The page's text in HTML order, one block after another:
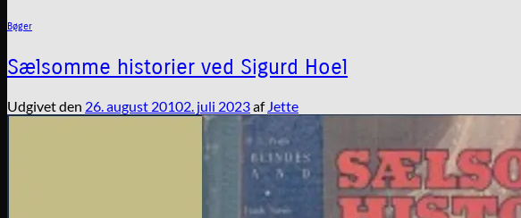
Bøger
Sælsomme historier ved Sigurd Hoel
Udgivet den 26. august 20102. juli 2023af Jette